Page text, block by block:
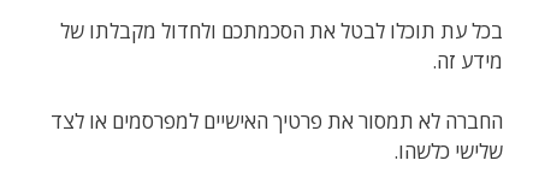
בכל עת תוכלו לבטל את הסכמתכם ולחדול מקבלתו של
מידע זה.
החברה לא תמסור את פרטיך האישיים למפרסמים או לצד
שלישי כלשהו.